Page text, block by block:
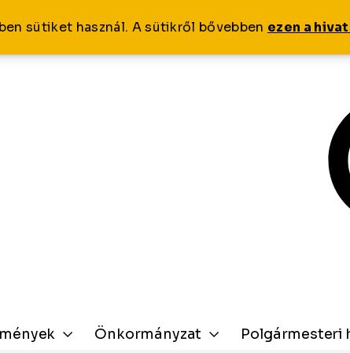
sütiket használ. A sütikről bővebben ezen a
Önkormányzat Polgármesteri